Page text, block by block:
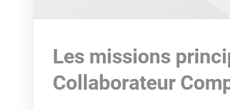
Les missions
Collaborateur